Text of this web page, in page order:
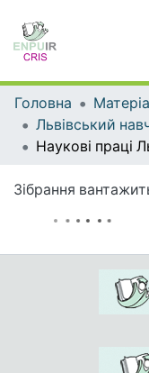
Головна
Зібрання